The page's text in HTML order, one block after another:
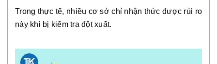
Trong thực tế, nhiều cơ sở chỉ nhận thức được rủi ro
này khi bị kiểm tra đột xuất.